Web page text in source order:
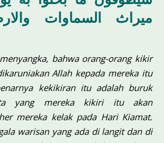
ميراث السماوات
bahwa orang-orang kikir
Allah kepada mereka itu
kekikiran itu adalah buruk
yang mereka kikiri itu akan
mereka kelak pada Hari Kiamat.
warisan yang ada di langit dan di